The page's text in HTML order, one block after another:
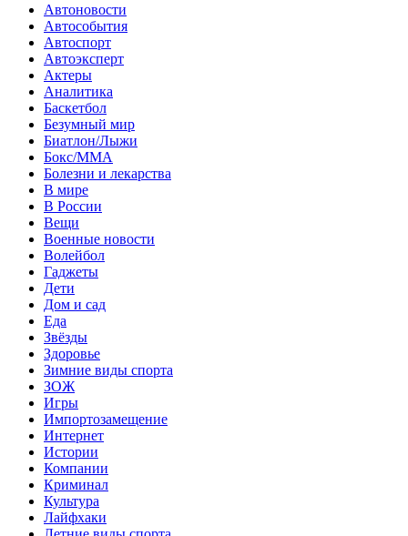
Автоновости
Автособытия
Автоспорт
Автоэксперт
Актеры
Аналитика
Баскетбол
Безумный мир
Биатлон/Лыжи
Бокс/MMA
Болезни и лекарства
В мире
В России
Вещи
Военные новости
Волейбол
Гаджеты
Дети
Дом и сад
Еда
Звёзды
Здоровье
Зимние виды спорта
ЗОЖ
Игры
Импортозамещение
Интернет
Истории
Компании
Криминал
Культура
Лайфхаки